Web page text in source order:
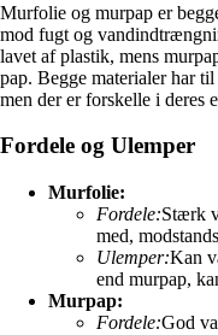
Murfolie og murpap er
mod fugt og
lavet af plastik, mens
pap. Begge materialer har
men der er forskelle i deres
Fordele og Ulemper
Murfolie:
Fordele:Stærk
med,
Ulemper:Kan
end murpap,
Murpap:
Fordele:God